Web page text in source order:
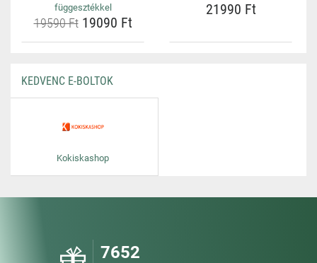
függesztékkel
19590 Ft19090 Ft
21990 Ft
KEDVENC E-BOLTOK
Kokiskashop
7652